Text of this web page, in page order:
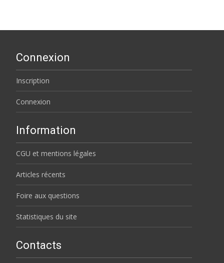
Connexion
Inscription
Connexion
Information
CGU et mentions légales
Articles récents
Foire aux questions
Statistiques du site
Contacts